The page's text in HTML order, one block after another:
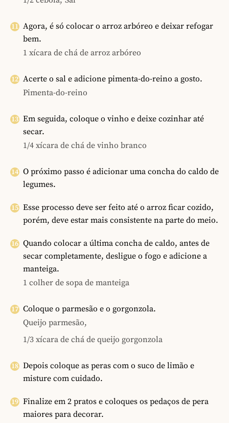
Agora, é só colocar o arroz arbóreo e deixar refogar
bem.
1 xícara de chá de arroz arbóreo
Acerte o sal e adicione pimenta-do-reino a gosto.
Pimenta-do-reino
Em seguida, coloque o vinho e deixe cozinhar até
secar.
1/4 xícara de chá de vinho branco
O próximo passo é adicionar uma concha do caldo de
legumes.
Esse processo deve ser feito até o arroz ficar cozido,
porém, deve estar mais consistente na parte do meio.
Quando colocar a última concha de caldo, antes de
secar completamente, desligue o fogo e adicione a
manteiga.
1 colher de sopa de manteiga
Coloque o parmesão e o gorgonzola.
Queijo parmesão,
1/3 xícara de chá de queijo gorgonzola
Depois coloque as peras com o suco de limão e
misture com cuidado.
Finalize em 2 pratos e coloques os pedaços de pera
maiores para decorar.